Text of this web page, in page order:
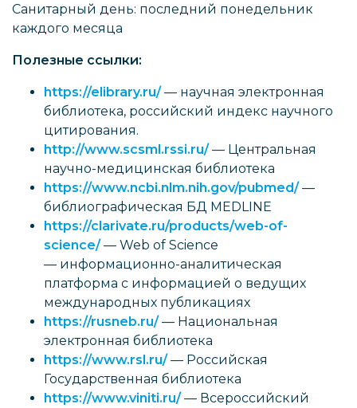
Санитарный день: последний понедельник
каждого месяца
Полезные ссылки:
https://elibrary.ru/— научная электронная
библиотека, российский индекс научного
цитирования.
http://www.scsml.rssi.ru/— Центральная
научно-медицинская библиотека
https://www.ncbi.nlm.nih.gov/pubmed/—
библиографическая БД MEDLINE
https://clarivate.ru/products/web-of-
science/— Web of Science
— информационно-аналитическая
платформа с информацией о ведущих
международных публикациях
https://rusneb.ru/— Национальная
электронная библиотека
https://www.rsl.ru/— Российская
Государственная библиотека
https://www.viniti.ru/— Всероссийский